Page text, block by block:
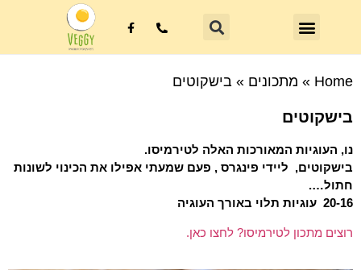
Home
» מתכונים » בישקוטים
בישקוטים
נו, העוגיות המאורכות האלה לטירמיסו.
בישקוטים, ליידי פינגרס , פעם שמעתי אפילו את הכינוי לשונות
חתול….
20-16 עוגיות תלוי באורך העוגיה
רוצים מתכון לטירמיסו? לחצו כאן.